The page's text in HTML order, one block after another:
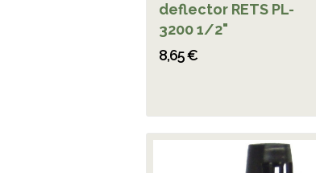
deflector RETS PL-
3200 1/2"
8,65 €